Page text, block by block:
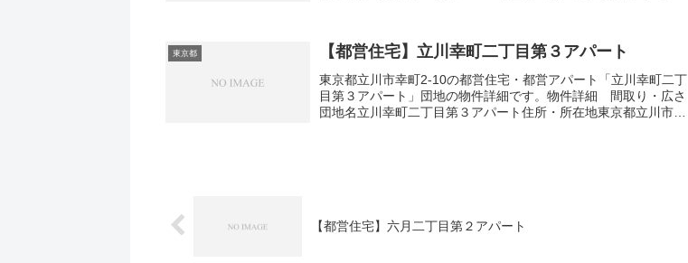
東京都 【都営住宅】立川幸町二丁目第３アパート
東京都立川市幸町2-10の都営住宅・都営アパート「立川幸町二丁
目第３アパート」団地の物件詳細です。物件詳細 間取り・広さ
団地名立川幸町二丁目第３アパート住所・所在地東京都立川市幸
【都営住宅】六月二丁目第２アパート